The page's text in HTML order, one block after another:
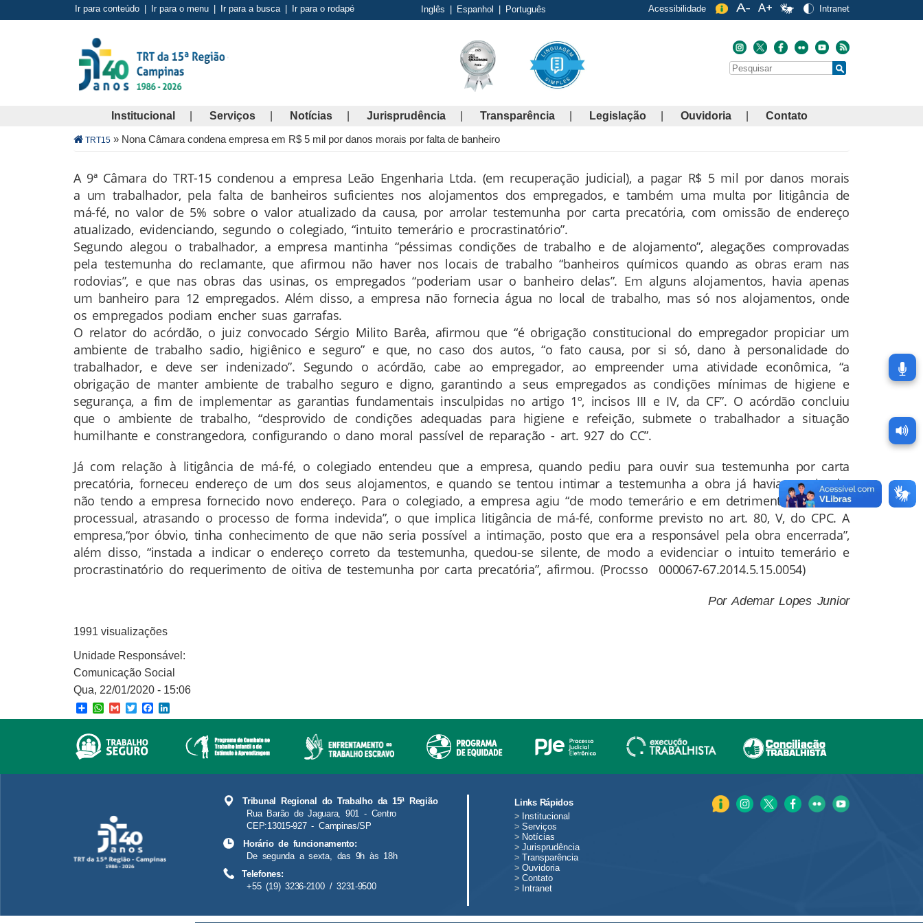
Ir para conteúdo Ir para o menu Ir para a busca Ir para o rodapé Inglês Espanhol Português Acessibilidade Intranet
Buscar
Search
Institucional Serviços Notícias Jurisprudência Transparência Legislação Ouvidoria Contato
Trilha
navegação
TRT15 » Nona Câmara condena empresa em R$ 5 mil por danos morais por falta de banheiro
Conteúdo
da
Notícia
A 9ª Câmara do TRT-15 condenou a empresa Leão Engenharia Ltda. (em recuperação judicial), a pagar R$ 5 mil por danos morais
a um trabalhador, pela falta de banheiros suficientes nos alojamentos dos empregados, e também uma multa por litigância de
má-fé, no valor de 5% sobre o valor atualizado da causa, por arrolar testemunha por carta precatória, com omissão de endereço
atualizado, evidenciando, segundo o colegiado, “intuito temerário e procrastinatório”.
Segundo alegou o trabalhador, a empresa mantinha “péssimas condições de trabalho e de alojamento”, alegações comprovadas
pela testemunha do reclamante, que afirmou não haver nos locais de trabalho “banheiros químicos quando as obras eram nas
rodovias”, e que nas obras das usinas, os empregados “poderiam usar o banheiro delas”. Em alguns alojamentos, havia apenas
um banheiro para 12 empregados. Além disso, a empresa não fornecia água no local de trabalho, mas só nos alojamentos, onde
os empregados podiam encher suas garrafas.
O relator do acórdão, o juiz convocado Sérgio Milito Barêa, afirmou que “é obrigação constitucional do empregador propiciar um
ambiente de trabalho sadio, higiênico e seguro” e que, no caso dos autos, “o fato causa, por si só, dano à personalidade do
trabalhador, e deve ser indenizado”. Segundo o acórdão, cabe ao empregador, ao empreender uma atividade econômica, “a
obrigação de manter ambiente de trabalho seguro e digno, garantindo a seus empregados as condições mínimas de higiene e
segurança, a fim de implementar as garantias fundamentais insculpidas no artigo 1º, incisos III e IV, da CF”. O acórdão concluiu
que o ambiente de trabalho, “desprovido de condições adequadas para higiene e refeição, submete o trabalhador a situação
humilhante e constrangedora, configurando o dano moral passível de reparação - art. 927 do CC”.
Já com relação à litigância de má-fé, o colegiado entendeu que a empresa, quando pediu para ouvir sua testemunha por carta
precatória, forneceu endereço de um dos seus alojamentos, e quando se tentou intimar a testemunha a obra já havia terminado,
não tendo a empresa fornecido novo endereço. Para o colegiado, a empresa agiu “de modo temerário e em detrimento da boa-fé
processual, atrasando o processo de forma indevida”, o que implica litigância de má-fé, conforme previsto no art. 80, V, do CPC. A
empresa,“por óbvio, tinha conhecimento de que não seria possível a intimação, posto que era a responsável pela obra encerrada”,
além disso, “instada a indicar o endereço correto da testemunha, quedou-se silente, de modo a evidenciar o intuito temerário e
procrastinatório do requerimento de oitiva de testemunha por carta precatória”, afirmou. (Procsso 000067-67.2014.5.15.0054)
Por Ademar Lopes Junior
1991 visualizações
Unidade Responsável:
Comunicação Social
Qua, 22/01/2020 - 15:06
ShareWhatsApp
GmailTwitterFacebook
Tribunal Regional do Trabalho da 15ª Região
Rua Barão de Jaguara, 901 - Centro
CEP:13015-927 - Campinas/SP
Horário de funcionamento:
De segunda a sexta, das 9h às 18h
Telefones:
+55 (19) 3236-2100 / 3231-9500
Links Rápidos
> Institucional
> Serviços
> Notícias
> Jurisprudência
> Transparência
> Ouvidoria
> Contato
> Intranet